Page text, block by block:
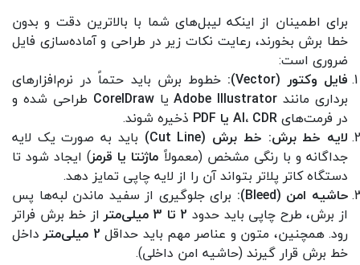
برای اطمینان از اینکه لیبل‌های شما با بالاترین دقت و بدون
خطا برش بخورند، رعایت نکات زیر در طراحی و آماده‌سازی فایل
ضروری است:
فایل وکتور (Vector):
خطوط برش باید حتماً در نرم‌افزارهای
برداری مانند Adobe IllustratorیاCorelDraw طراحی شده و
در فرمت‌هایAI، CDR یا PDF
ذخیره شوند.
لایه خط برش: خط برش (Cut Line)
باید به صورت یک لایه
جداگانه و با رنگی مشخص (معمولاً ماژنتا یا قرمز) ایجاد شود تا
دستگاه کاتر پلاتر بتواند آن را از لایه چاپی تمایز دهد.
حاشیه امن (Bleed):
برای جلوگیری از سفید ماندن لبه‌ها پس
از برش، طرح چاپی باید حدود 2 تا 3 میلی‌متر
از خط برش فراتر
رود. همچنین، متون و عناصر مهم باید حداقل 2 میلی‌متر
داخل
خط برش قرار گیرند (حاشیه امن داخلی).